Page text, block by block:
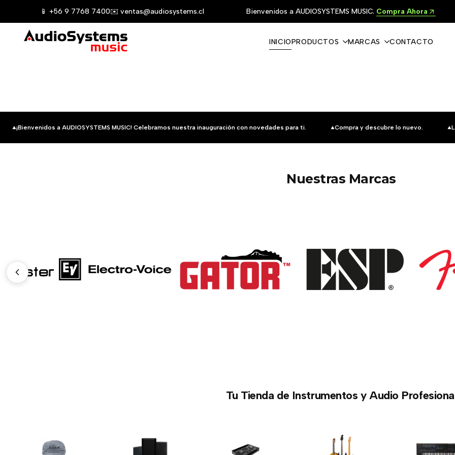
📱 +56 9 7768 7400✉️ ventas@audiosystems.cl Bienvenidos a AUDIOSYSTEMS MUSIC. Compra Ahora
INICIOPRODUCTOS MARCAS CONTACTO
¡Bienvenidos a AUDIOSYSTEMS MUSIC! Celebramos nuestra inauguración con novedades para ti. Compra y descubre lo nuevo.
Nuestras Marcas
Tu Tienda de Instrumentos y Audio